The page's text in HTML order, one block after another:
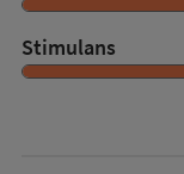
Stimulans